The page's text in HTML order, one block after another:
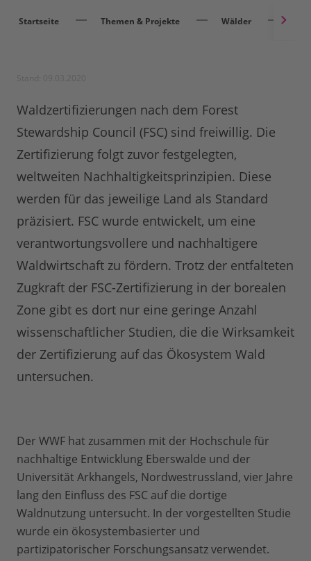
Startseite Themen & Projekte Wälder
Waldzertifizierungen nach dem Forest
Stewardship Council (FSC) sind freiwillig. Die
Zertifizierung folgt zuvor festgelegten,
weltweiten Nachhaltigkeitsprinzipien. Diese
werden für das jeweilige Land als Standard
präzisiert. FSC wurde entwickelt, um eine
verantwortungsvollere und nachhaltigere
Waldwirtschaft zu fördern. Trotz der entfalteten
Zugkraft der FSC-Zertifizierung in der borealen
Zone gibt es dort nur eine geringe Anzahl
wissenschaftlicher Studien, die die Wirksamkeit
der Zertifizierung auf das Ökosystem Wald
untersuchen.
Der WWF hat zusammen mit der Hochschule für
nachhaltige Entwicklung Eberswalde und der
Universität Arkhangels, Nordwestrussland, vier Jahre
lang den Einfluss des FSC auf die dortige
Waldnutzung untersucht. In der vorgestellten Studie
wurde ein ökosystembasierter und
partizipatorischer Forschungsansatz verwendet.